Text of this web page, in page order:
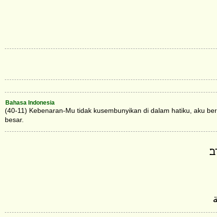
Bahasa Indonesia
(40-11) Kebenaran-Mu tidak kusembunyikan di dalam hatiku, aku
besar.